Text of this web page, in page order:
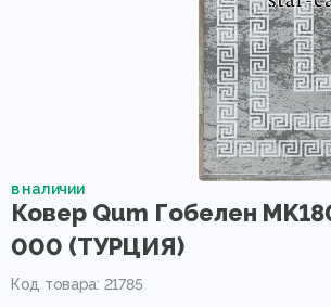
в наличии
Ковер Qum Гобелен
000 (ТУРЦИЯ)
Код товара: 21785